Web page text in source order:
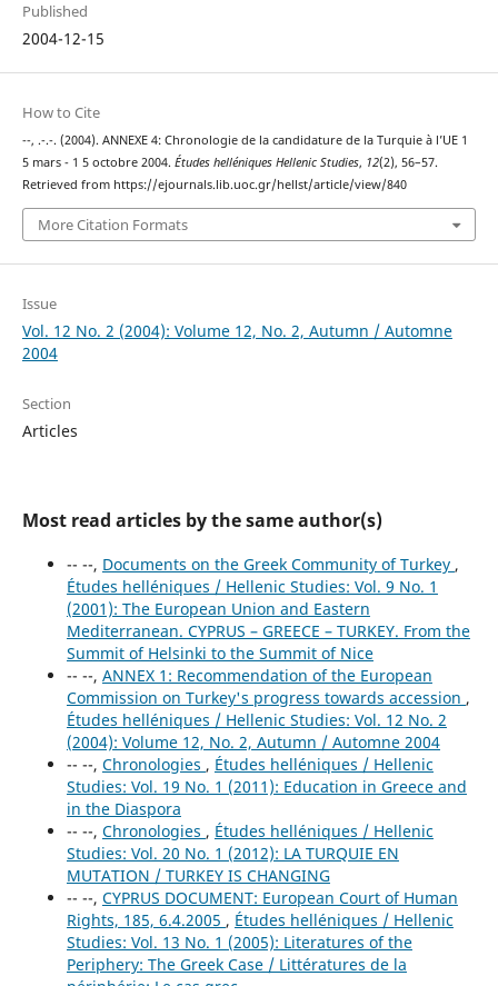
Published
2004-12-15
How to Cite
--, .-.-. (2004). ANNEXE 4: Chronologie de la candidature de la Turquie à l’UE 1
5 mars - 1 5 octobre 2004. Études helléniques Hellenic Studies, 12(2), 56–57.
Retrieved from https://ejournals.lib.uoc.gr/hellst/article/view/840
More Citation Formats
Issue
Vol. 12 No. 2 (2004): Volume 12, No. 2, Autumn / Automne
2004
Section
Articles
Most read articles by the same author(s)
-- --, Documents on the Greek Community of Turkey ,
Études helléniques / Hellenic Studies: Vol. 9 No. 1
(2001): The European Union and Eastern
Mediterranean. CYPRUS – GREECE – TURKEY. From the
Summit of Helsinki to the Summit of Nice
-- --, ANNEX 1: Recommendation of the European
Commission on Turkey's progress towards accession ,
Études helléniques / Hellenic Studies: Vol. 12 No. 2
(2004): Volume 12, No. 2, Autumn / Automne 2004
-- --, Chronologies , Études helléniques / Hellenic
Studies: Vol. 19 No. 1 (2011): Education in Greece and
in the Diaspora
-- --, Chronologies , Études helléniques / Hellenic
Studies: Vol. 20 No. 1 (2012): LA TURQUIE EN
MUTATION / TURKEY IS CHANGING
-- --, CYPRUS DOCUMENT: European Court of Human
Rights, 185, 6.4.2005 , Études helléniques / Hellenic
Studies: Vol. 13 No. 1 (2005): Literatures of the
Periphery: The Greek Case / Littératures de la